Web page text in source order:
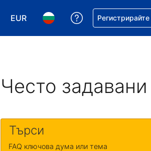
EUR
Избор на валута. Избрана валута
Избор на език. Избран
Помощ с
Често
Търси
FAQ ключова дума или тема